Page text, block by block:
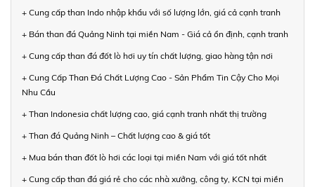
+ Cung cấp than Indo nhập khẩu với số lượng lớn, giá cả cạnh tranh
+ Bán than đá Quảng Ninh tại miền Nam - Giá cả ổn định, cạnh tranh
+ Cung cấp than đá đốt lò hơi uy tín chất lượng, giao hàng tận nơi
+ Cung Cấp Than Đá Chất Lượng Cao - Sản Phẩm Tin Cậy Cho Mọi
Nhu Cầu
+ Than Indonesia chất lượng cao, giá cạnh tranh nhất thị trường
+ Than đá Quảng Ninh – Chất lượng cao & giá tốt
+ Mua bán than đốt lò hơi các loại tại miền Nam với giá tốt nhất
+ Cung cấp than đá giá rẻ cho các nhà xưởng, công ty, KCN tại miền